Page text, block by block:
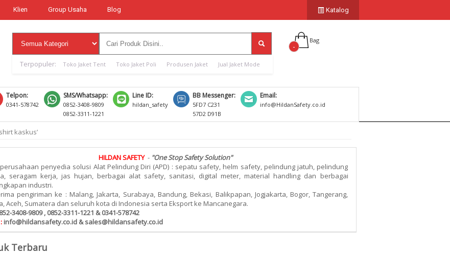
Klien Group Usaha Blog Katalog
Terpopuler: Toko Jaket Tent Toko Jaket Poli Produsen Jaket Jual Jaket Mode
-
Bag
Telpon:
0341-578742
SMS/Whatsapp:
0852-3408-9809
0852-3311-1221
Line ID:
hildan_safety
BB Messenger:
5FD7 C231
57D2 D91B
Email:
info@HildanSafety.co.id
kaskus’
HILDAN SAFETY- "One Stop Safety Solution"
penyedia solusi Alat Pelindung Diri (APD) : sepatu safety, helm safety, pelindung jatuh, pelindung
seragam kerja, jas hujan, berbagai alat safety, sanitasi, digital meter, material handling dan berbagai
industri.
pengiriman ke : Malang, Jakarta, Surabaya, Bandung, Bekasi, Balikpapan, Jogjakarta, Bogor, Tangerang,
Aceh, Sumatera dan seluruh kota di Indonesia serta Eksport ke Mancanegara.
3408-9809 , 0852-3311-1221 & 0341-578742
info@hildansafety.co.id & sales@hildansafety.co.id
Terbaru